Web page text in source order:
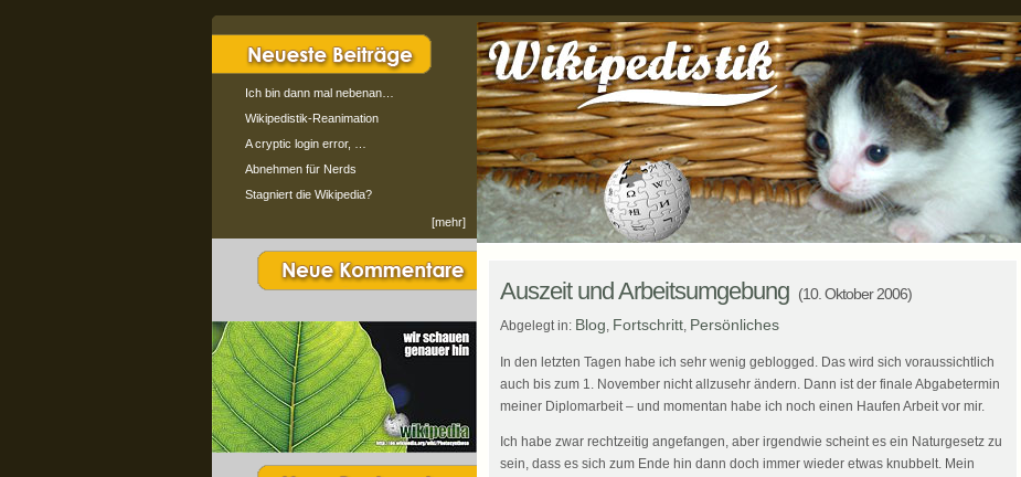
Ich bin dann mal nebenan…
Wikipedistik-Reanimation
A cryptic login error, …
Abnehmen für Nerds
Stagniert die Wikipedia?
[mehr]
Auszeit und Arbeitsumgebung (10. Oktober 2006)
Abgelegt in: Blog, Fortschritt, Persönliches
In den letzten Tagen habe ich sehr wenig geblogged. Das wird sich voraussichtlich
auch bis zum 1. November nicht allzusehr ändern. Dann ist der finale Abgabetermin
meiner Diplomarbeit – und momentan habe ich noch einen Haufen Arbeit vor mir.
Ich habe zwar rechtzeitig angefangen, aber irgendwie scheint es ein Naturgesetz zu
sein, dass es sich zum Ende hin dann doch immer wieder etwas knubbelt. Mein